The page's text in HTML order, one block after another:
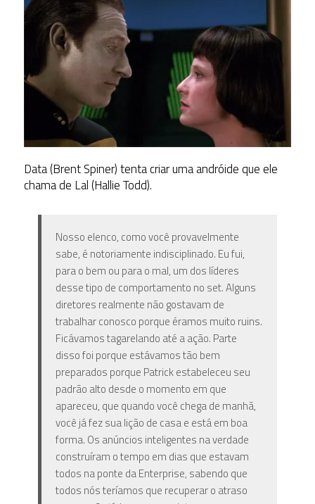
Data (Brent Spiner) tenta criar uma andróide que ele
chama de Lal (Hallie Todd).
Nosso elenco, como você provavelmente
sabe, é notoriamente indisciplinado. Eu fui,
para o bem ou para o mal, um dos líderes
desse tipo de comportamento no set. Alguns
diretores realmente não gostavam de
trabalhar conosco porque éramos muito ruins.
Ficávamos tagarelando até a ação. Parte
disso foi porque estávamos tão bem
preparados porque Patrick estabeleceu seu
padrão alto desde o momento em que
apareceu, que quando você chega de manhã,
você já fez sua lição de casa e está em boa
forma. Os anúncios inteligentes na verdade
construíram o tempo em dias que estavam
todos na ponte da Enterprise, sabendo que
todos nós teríamos que recuperar o atraso